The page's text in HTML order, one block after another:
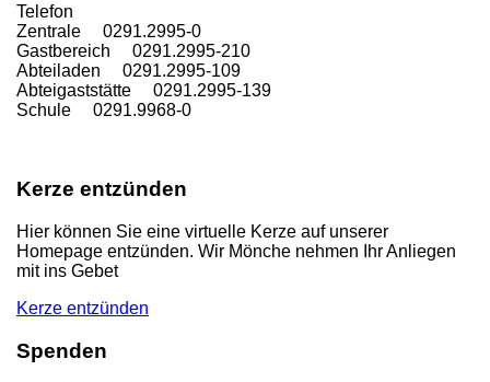
Telefon
Zentrale 0291.2995-0
Gastbereich 0291.2995-210
Abteiladen 0291.2995-109
Abteigaststätte 0291.2995-139
Schule 0291.9968-0
Kerze entzünden
Hier können Sie eine virtuelle Kerze auf unserer
Homepage entzünden. Wir Mönche nehmen Ihr Anliegen
mit ins Gebet
Kerze entzünden
Spenden